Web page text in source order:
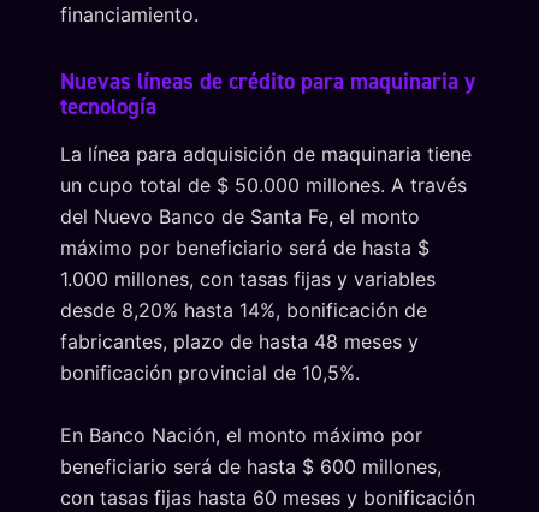
financiamiento.
Nuevas líneas de crédito para maquinaria y
tecnología
La línea para adquisición de maquinaria tiene
un cupo total de $ 50.000 millones. A través
del Nuevo Banco de Santa Fe, el monto
máximo por beneficiario será de hasta $
1.000 millones, con tasas fijas y variables
desde 8,20% hasta 14%, bonificación de
fabricantes, plazo de hasta 48 meses y
bonificación provincial de 10,5%.
En Banco Nación, el monto máximo por
beneficiario será de hasta $ 600 millones,
con tasas fijas hasta 60 meses y bonificación